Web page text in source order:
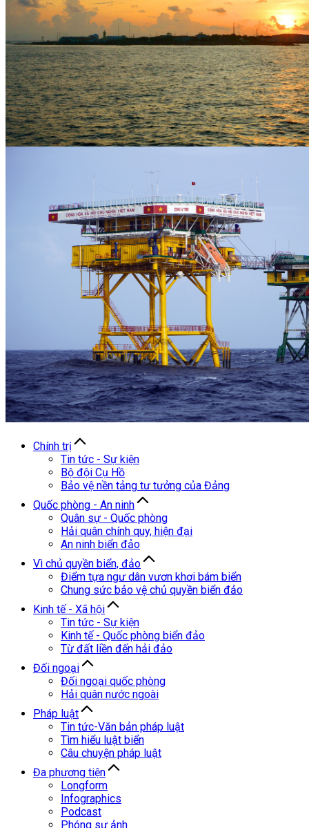
Chính trị
Tin tức - Sự kiện
Bộ đội Cụ Hồ
Bảo vệ nền tảng tư tưởng của Đảng
Quốc phòng - An ninh
Quân sự - Quốc phòng
Hải quân chính quy, hiện đại
An ninh biển đảo
Vì chủ quyền biển, đảo
Điểm tựa ngư dân vươn khơi bám biển
Chung sức bảo vệ chủ quyền biển đảo
Kinh tế - Xã hội
Tin tức - Sự kiện
Kinh tế - Quốc phòng biển đảo
Từ đất liền đến hải đảo
Đối ngoại
Đối ngoại quốc phòng
Hải quân nước ngoài
Pháp luật
Tin tức-Văn bản pháp luật
Tìm hiểu luật biển
Câu chuyện pháp luật
Đa phương tiện
Longform
Infographics
Podcast
Phóng sự ảnh